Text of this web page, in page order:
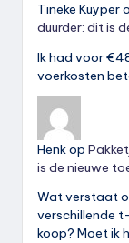
Tineke Kuyper
duurder: dit is
Ik had voor
voerkosten
Henkop
is de nieuwe
Wat verstaat
verschillende
koop? Moet ik